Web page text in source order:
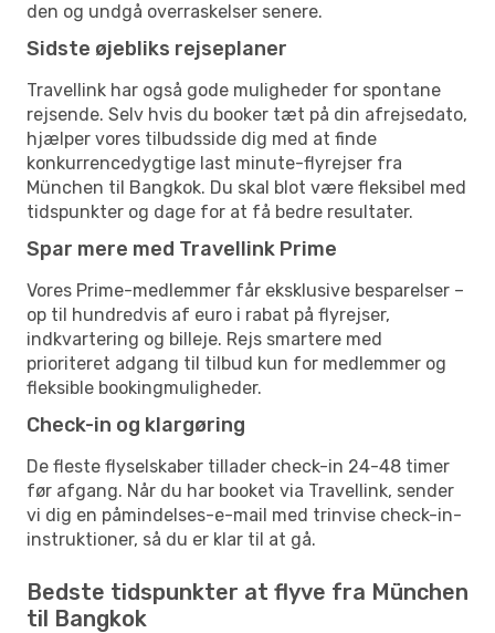
den og undgå overraskelser senere.
Sidste øjebliks rejseplaner
Travellink har også gode muligheder for spontane
rejsende. Selv hvis du booker tæt på din afrejsedato,
hjælper vores tilbudsside dig med at finde
konkurrencedygtige last minute-flyrejser fra
München til Bangkok. Du skal blot være fleksibel med
tidspunkter og dage for at få bedre resultater.
Spar mere med Travellink Prime
Vores Prime-medlemmer får eksklusive besparelser –
op til hundredvis af euro i rabat på flyrejser,
indkvartering og billeje. Rejs smartere med
prioriteret adgang til tilbud kun for medlemmer og
fleksible bookingmuligheder.
Check-in og klargøring
De fleste flyselskaber tillader check-in 24-48 timer
før afgang. Når du har booket via Travellink, sender
vi dig en påmindelses-e-mail med trinvise check-in-
instruktioner, så du er klar til at gå.
Bedste tidspunkter at flyve fra München
til Bangkok